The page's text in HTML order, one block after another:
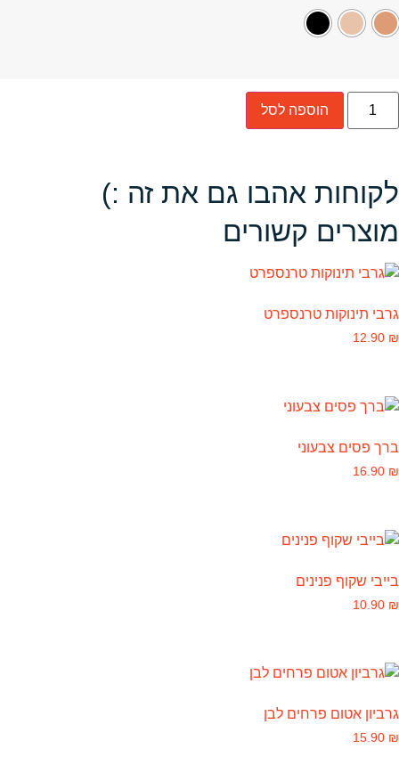
הוספה לסל
לקוחות אהבו גם את זה :)
מוצרים קשורים
גרבי תינוקות טרנספרט
12.90 ₪
ברך פסים צבעוני
16.90 ₪
בייבי שקוף פנינים
10.90 ₪
גרביון אטום פרחים לבן
15.90 ₪